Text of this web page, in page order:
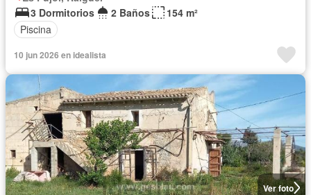
3 Dormitorios
2 Baños
154 m²
Piscina
10 jun 2026 en idealista
Ver foto